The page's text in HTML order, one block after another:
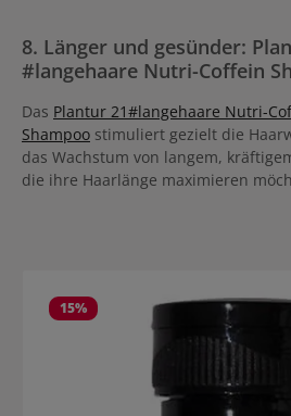
8. Länger und gesünder:
#langehaare Nutri-Coffein
Das Plantur 21#langehaare Nutri-
Shampoo stimuliert gezielt die
das Wachstum von langem,
die ihre Haarlänge maximieren
15%